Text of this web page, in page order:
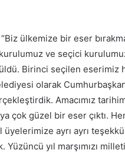
ülkemize bir eser
ve seçici
Birinci seçilen eserimiz
olarak
Amacımız
çok güzel bir eser çıktı.
ayrı ayrı
Yüzüncü yıl marşımızı